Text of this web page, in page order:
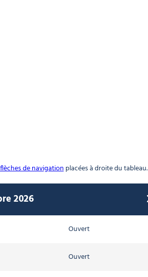
flèches de navigationplacées à droite du tableau.
2026
Ouvert
Ouvert
avril 2027
Ouvert
Ouvert